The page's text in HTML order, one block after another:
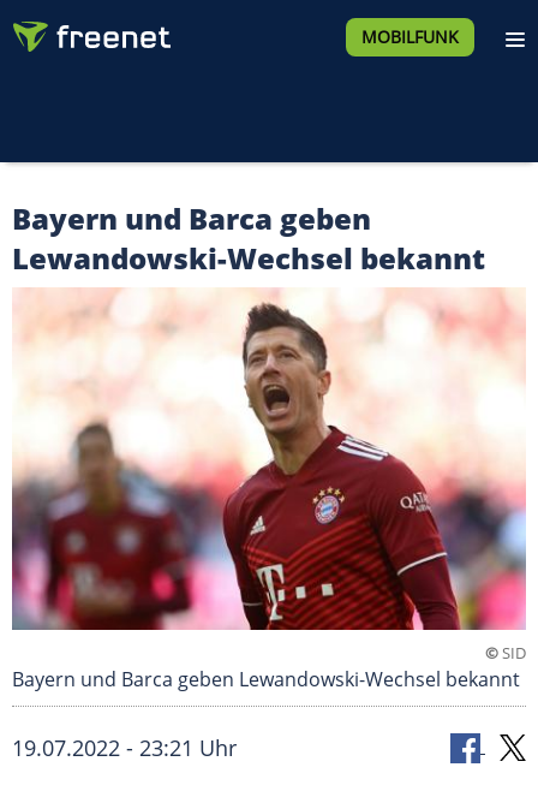
MOBILFUNK
Bayern und Barca geben
Lewandowski-Wechsel bekannt
©SID
Bayern und Barca geben Lewandowski-Wechsel bekannt
19.07.2022 - 23:21 Uhr